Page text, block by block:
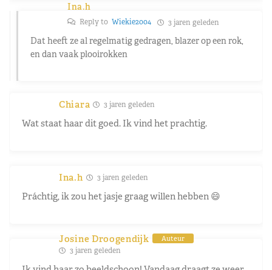
Ina.h
Reply to Wiekie2004 3 jaren geleden
Dat heeft ze al regelmatig gedragen, blazer op een rok,
en dan vaak plooirokken
Chiara 3 jaren geleden
Wat staat haar dit goed. Ik vind het prachtig.
Ina.h 3 jaren geleden
Práchtig, ik zou het jasje graag willen hebben 😄
Josine Droogendijk Auteur
3 jaren geleden